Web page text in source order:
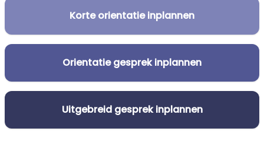
Korte orientatie inplannen
Orientatie gesprek inplannen
Uitgebreid gesprek inplannen